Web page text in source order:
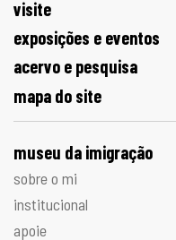
visite
exposições e eventos
acervo e pesquisa
mapa do site
museu da imigração
sobre o mi
institucional
apoie